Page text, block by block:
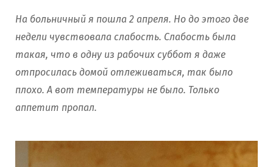
На больничный я пошла 2 апреля. Но до этого две
недели чувствовала слабость. Слабость была
такая, что в одну из рабочих суббот я даже
отпросилась домой отлеживаться, так было
плохо. А вот температуры не было. Только
аппетит пропал.